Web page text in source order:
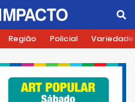
Região Policial